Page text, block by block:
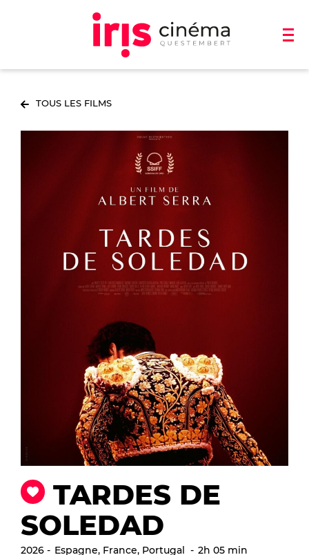
TOUS LES FILMS
TARDES DE
SOLEDAD
2026 Espagne, France, Portugal
2h 05 min